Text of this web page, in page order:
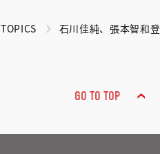
TOPICS 石川佳純、張本智和
GO TO TOP